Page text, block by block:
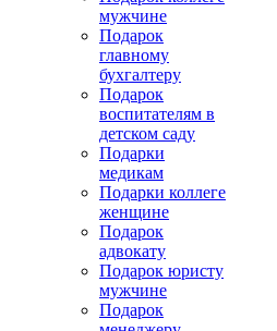
мужчине
Подарок
главному
бухгалтеру
Подарок
воспитателям в
детском саду
Подарки
медикам
Подарки коллеге
женщине
Подарок
адвокату
Подарок юристу
мужчине
Подарок